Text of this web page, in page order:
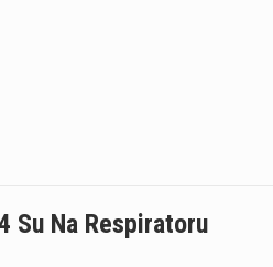
Su Na Respiratoru